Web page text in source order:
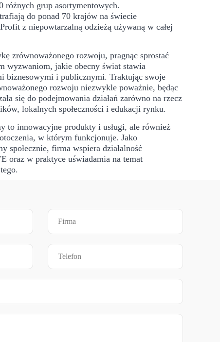
różnych grup asortymentowych.
do ponad 70 krajów na świecie
z niepowtarzalną odzieżą używaną w całej
zrównoważonego rozwoju, pragnąc sprostać
wyzwaniom, jakie obecny świat stawia
biznesowymi i publicznymi. Traktując swoje
rozwoju niezwykle poważnie, będąc
się do podejmowania działań zarówno na rzecz
lokalnych społeczności i edukacji rynku.
to innowacyjne produkty i usługi, ale również
w którym funkcjonuje. Jako
społecznie, firma wspiera działalność
oraz w praktyce uświadamia na temat